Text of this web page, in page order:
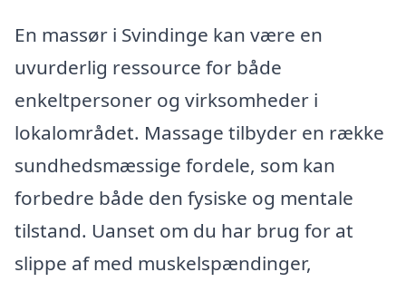
En massør i Svindinge kan være en
uvurderlig ressource for både
enkeltpersoner og virksomheder i
lokalområdet. Massage tilbyder en række
sundhedsmæssige fordele, som kan
forbedre både den fysiske og mentale
tilstand. Uanset om du har brug for at
slippe af med muskelspændinger,